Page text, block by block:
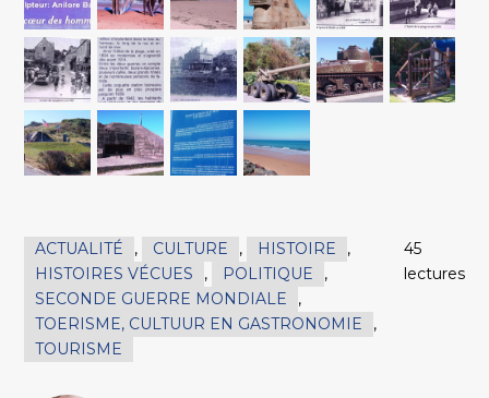
ACTUALITÉ , CULTURE , HISTOIRE
,
HISTOIRES VÉCUES
, POLITIQUE
,
SECONDE GUERRE MONDIALE
,
TOERISME, CULTUUR EN GASTRONOMIE
,
TOURISME
45
lectures